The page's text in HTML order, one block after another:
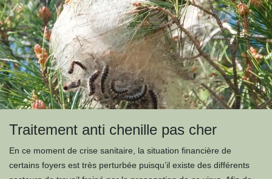
Traitement anti chenille pas cher
En ce moment de crise sanitaire, la situation financière de
certains foyers est très perturbée puisqu’il existe des différents